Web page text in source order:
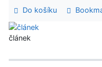
Do košíku
článek